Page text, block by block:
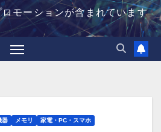
モーションが含まれています
器 メモリ 家電・PC・スマホ